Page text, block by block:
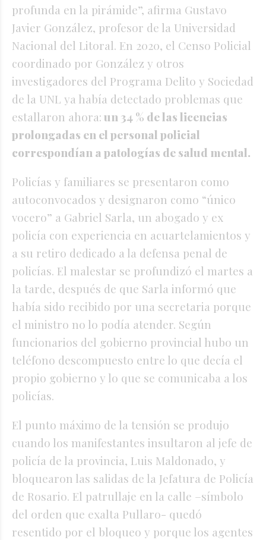
profunda en la pirámide”, afirma Gustavo
Javier González, profesor de la Universidad
Nacional del Litoral. En 2020, el Censo Policial
coordinado por González y otros
investigadores del Programa Delito y Sociedad
de la UNL ya había detectado problemas que
estallaron ahora:un 34 % de las licencias
prolongadas en el personal policial
correspondían a patologías de salud mental.
Policías y familiares se presentaron como
autoconvocados y designaron como “único
vocero” a Gabriel Sarla, un abogado y ex
policía con experiencia en acuartelamientos y
a su retiro dedicado a la defensa penal de
policías. El malestar se profundizó el martes a
la tarde, después de que Sarla informó que
había sido recibido por una secretaria porque
el ministro no lo podía atender. Según
funcionarios del gobierno provincial hubo un
teléfono descompuesto entre lo que decía el
propio gobierno y lo que se comunicaba a los
policías.
El punto máximo de la tensión se produjo
cuando los manifestantes insultaron al jefe de
policía de la provincia, Luis Maldonado, y
bloquearon las salidas de la Jefatura de Policía
de Rosario. El patrullaje en la calle –símbolo
del orden que exalta Pullaro- quedó
resentido por el bloqueo y porque los agentes